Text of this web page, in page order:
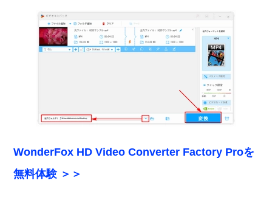
WonderFox HD Video Converter Factory Proを
無料体験 ＞＞